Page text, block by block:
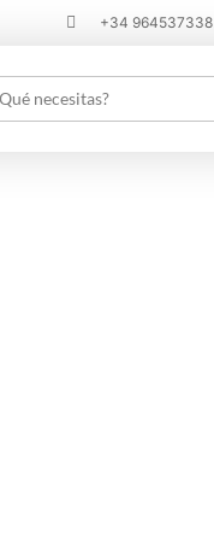
+34 964537338